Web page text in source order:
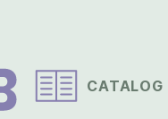
CATALOG